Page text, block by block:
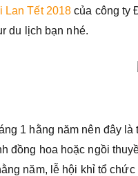
Lan Tết 2018 của công ty
du lịch bạn nhé.
1 hằng năm nên đây
đồng hoa hoặc ngồi
năm, lễ hội khỉ tổ